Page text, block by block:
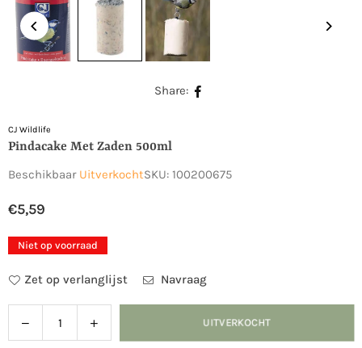
Share:
CJ Wildlife
Pindacake Met Zaden 500ml
Beschikbaar UitverkochtSKU: 100200675
Normale
prijs
€5,59
Niet op voorraad
Zet op verlanglijst Navraag
Hoeveelheid
Verlaag
de
Verhoog
de
UITVERKOCHT